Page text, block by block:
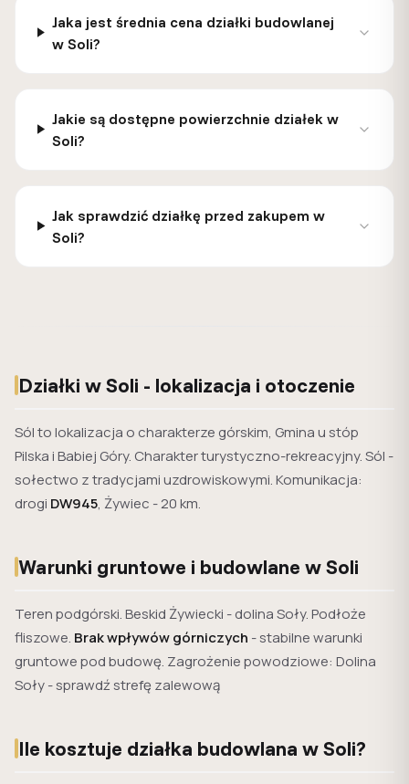
Jaka jest średnia cena działki budowlanej
w Soli?
Jakie są dostępne powierzchnie działek w
Soli?
Jak sprawdzić działkę przed zakupem w
Soli?
Działki w Soli - lokalizacja i otoczenie
Sól to lokalizacja o charakterze górskim, Gmina u stóp
Pilska i Babiej Góry. Charakter turystyczno-rekreacyjny. Sól -
sołectwo z tradycjami uzdrowiskowymi. Komunikacja:
drogi DW945, Żywiec - 20 km.
Warunki gruntowe i budowlane w Soli
Teren podgórski. Beskid Żywiecki - dolina Soły. Podłoże
fliszowe. Brak wpływów górniczych - stabilne warunki
gruntowe pod budowę. Zagrożenie powodziowe: Dolina
Soły - sprawdź strefę zalewową
Ile kosztuje działka budowlana w Soli?